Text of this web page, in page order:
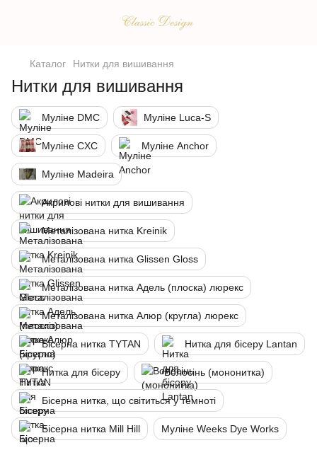
Каталог Нитки для вишивання
Нитки для вишивання
Муліне DMC Муліне Luca-S
Муліне CXC Муліне Anchor
Муліне Madeira
Акрилові нитки для вишивання
Металізована нитка Kreinik
Металізована нитка Glissen Gloss
Металізована нитка Адель (плоска) люрекс
Металізована нитка Алюр (кругла) люрекс
Бісерна нитка TYTAN Нитка для бісеру Lantan
Нитка для бісеру Волосінь (мононитка)
Бісерна нитка, що світиться у темноті
Бісерна нитка Mill Hill Муліне Weeks Dye Works